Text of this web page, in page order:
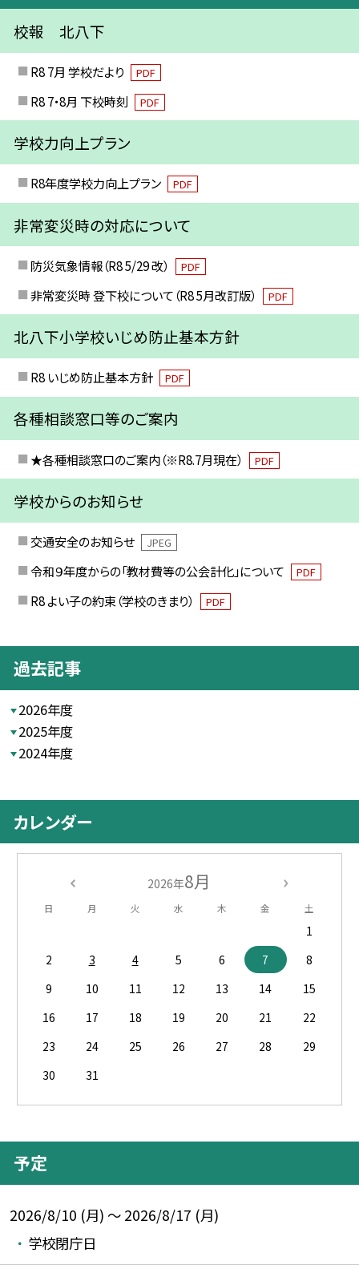
校報 北八下
R8 7月 学校だより PDF
R8 7・8月 下校時刻 PDF
学校力向上プラン
R8年度学校力向上プラン PDF
非常変災時の対応について
防災気象情報（R8 5/29 改） PDF
非常変災時 登下校について（R8 5月改訂版） PDF
北八下小学校いじめ防止基本方針
R8 いじめ防止基本方針 PDF
各種相談窓口等のご案内
★各種相談窓口のご案内（※R8.7月現在） PDF
学校からのお知らせ
交通安全のお知らせ JPEG
令和９年度からの「教材費等の公会計化」について PDF
R8 よい子の約束（学校のきまり） PDF
過去記事
2026年度
2025年度
2024年度
カレンダー
2026年8月
日 月 火 水 木 金 土
1
2
3 4 5 6 7
8
9
10 11 12 13 14
15
16
17 18 19 20 21
22
23
24 25 26 27 28
29
30
31
予定
2026/8/10 (月) ～ 2026/8/17 (月)
学校閉庁日